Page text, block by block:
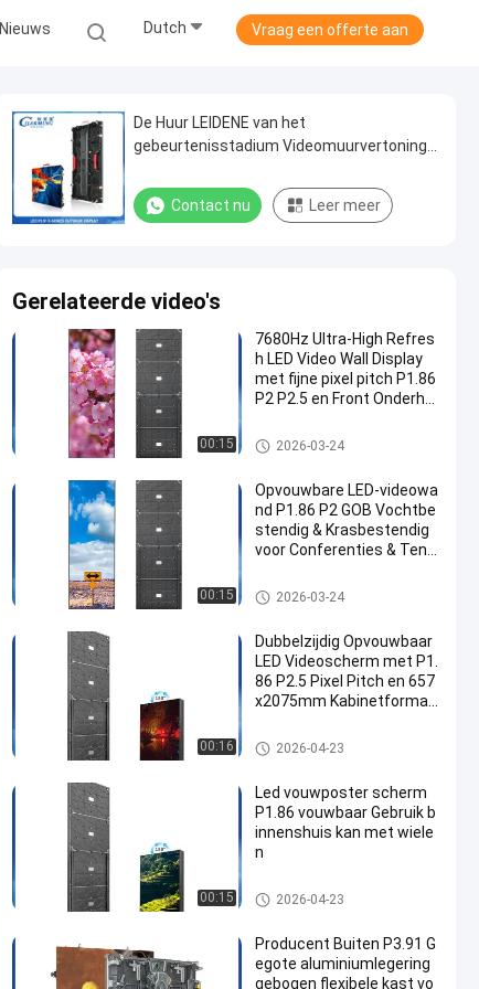
Nieuws Dutch Vraag een offerte aan
De Huur LEIDENE van het
gebeurtenisstadium Videomuurvertoning,
500x1000mm
Contact nu Leer meer
Gerelateerde video's
00:15
7680Hz Ultra-High Refres
h LED Video Wall Display
met fijne pixel pitch P1.86
P2 P2.5 en Front Onderho
LED-videomuurweergave
2026-03-24
00:15
Opvouwbare LED-videowa
nd P1.86 P2 GOB Vochtbe
stendig & Krasbestendig
voor Conferenties & Tent
LED-videomuurweergave
2026-03-24
00:16
Dubbelzijdig Opvouwbaar
LED Videoscherm met P1.
86 P2.5 Pixel Pitch en 657
x2075mm Kabinetformaa
deling
LED-videomuurweergave
2026-04-23
00:15
Led vouwposter scherm
P1.86 vouwbaar Gebruik b
innenshuis kan met wiele
n
LED-videomuurweergave
2026-04-23
Producent Buiten P3.91 G
egote aluminiumlegering
gebogen flexibele kast vo